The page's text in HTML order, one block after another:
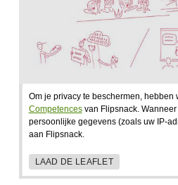
Om je privacy te beschermen, hebben
Competencesvan Flipsnack.
persoonlijke gegevens (zoals uw IP-
aan Flipsnack.
LAAD DE LEAFLET